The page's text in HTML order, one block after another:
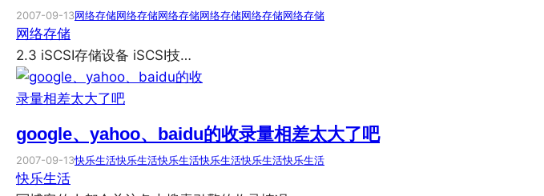
2007-09-13网络存储网络存储网络存储网络存储网络存储网络存储
网络存储
2.3 iSCSI存储设备 iSCSI技…
google、yahoo、baidu的收录量相差太大了吧
2007-09-13快乐生活快乐生活快乐生活快乐生活快乐生活快乐生活
快乐生活